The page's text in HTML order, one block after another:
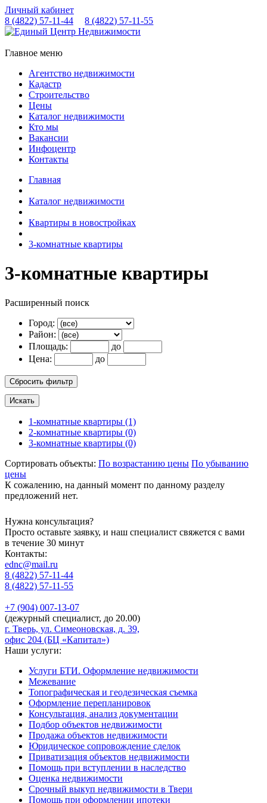
Личный кабинет
8 (4822) 57-11-44 8 (4822) 57-11-55
Главное меню
Агентство недвижимости
Кадастр
Строительство
Цены
Каталог недвижимости
Кто мы
Вакансии
Инфоцентр
Контакты
Главная
Каталог недвижимости
Квартиры в новостройках
3-комнатные квартиры
3-комнатные квартиры
Расширенный поиск
Город:
Район:
Площадь:
до
Цена:
до
1-комнатные квартиры (1)
2-комнатные квартиры (0)
3-комнатные квартиры (0)
Сортировать объекты: По возрастанию цены По убыванию
цены
К сожалению, на данный момент по данному разделу
предложений нет.
Нужна консультация?
Просто оставьте заявку, и наш специалист свяжется с вами
в течение 30 минут
Контакты:
ednc@mail.ru
8 (4822) 57-11-44
8 (4822) 57-11-55
+7 (904) 007-13-07
(дежурный специалист, до 20.00)
г. Тверь, ул. Симеоновская, д. 39,
офис 204 (БЦ «Капитал»)
Наши услуги:
Услуги БТИ. Оформление недвижимости
Межевание
Топографическая и геодезическая съемка
Оформление перепланировок
Консультация, анализ документации
Подбор объектов недвижимости
Продажа объектов недвижимости
Юридическое сопровождение сделок
Приватизация объектов недвижимости
Помощь при вступлении в наследство
Оценка недвижимости
Срочный выкуп недвижимости в Твери
Помощь при оформлении ипотеки